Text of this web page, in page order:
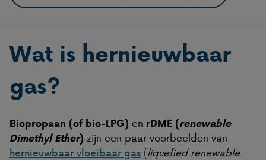
Wat is hernieuwbaar
gas?
Biopropaan (of bio-LPG) en rDME (renewable
Dimethyl Ether) zijn een paar voorbeelden van
hernieuwbaar vloeibaar gas (liquefied renewable